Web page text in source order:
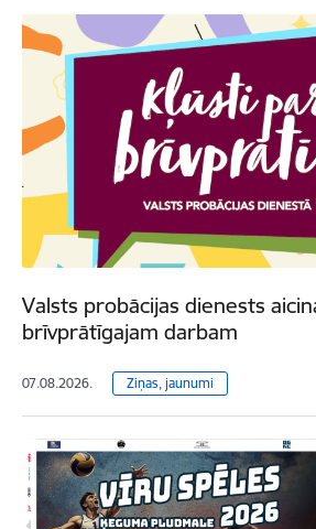
Valsts probācijas dienests
brīvprātīgajam darbam
07.08.2026. Ziņas, jaunumi